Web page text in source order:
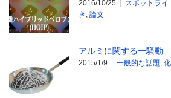
2016/10/25 スポットライ
き 論文
アルミに関する一騒動
2015/1/9 一般的な話題